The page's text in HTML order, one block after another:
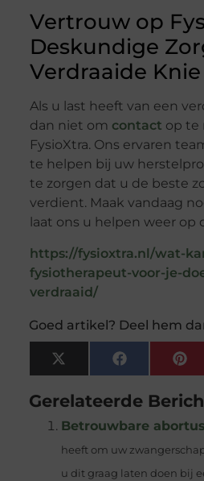
Vertrouw op
Deskundige
Verdraaide Knie
Als u last heeft van een
dan niet om contact op te
FysioXtra. Ons ervaren
te helpen bij uw
te zorgen dat u de beste
verdient. Maak vandaag
laat ons u helpen weer op
https://fysioxtra.nl/wat-
fysiotherapeut-voor-je-
verdraaid/
Goed artikel? Deel hem
X
(Twitter)
Facebook
Gerelateerde
Betrouwbare
heeft om uw
u dit graag laten doen bij